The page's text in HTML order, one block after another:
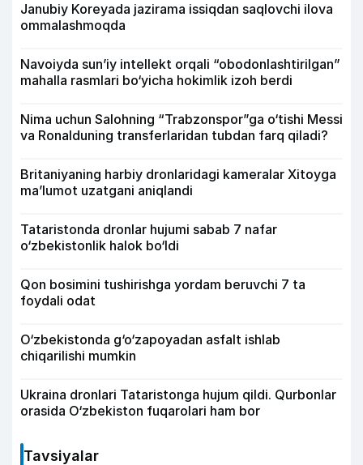
Janubiy Koreyada jazirama issiqdan saqlovchi ilova
ommalashmoqda
Navoiyda sun’iy intellekt orqali “obodonlashtirilgan”
mahalla rasmlari bo‘yicha hokimlik izoh berdi
Nima uchun Salohning “Trabzonspor”ga o‘tishi Messi
va Ronalduning transferlaridan tubdan farq qiladi?
Britaniyaning harbiy dronlaridagi kameralar Xitoyga
ma’lumot uzatgani aniqlandi
Tataristonda dronlar hujumi sabab 7 nafar
o‘zbekistonlik halok bo‘ldi
Qon bosimini tushirishga yordam beruvchi 7 ta
foydali odat
O‘zbekistonda g‘o‘zapoyadan asfalt ishlab
chiqarilishi mumkin
Ukraina dronlari Tataristonga hujum qildi. Qurbonlar
orasida O‘zbekiston fuqarolari ham bor
Tavsiyalar